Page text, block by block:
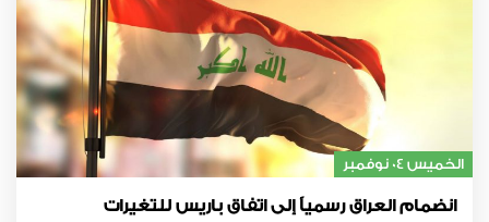
الخميس 04 نوفمبر
انضمام العراق رسمياً إلى اتفاق باريس للتغيرات